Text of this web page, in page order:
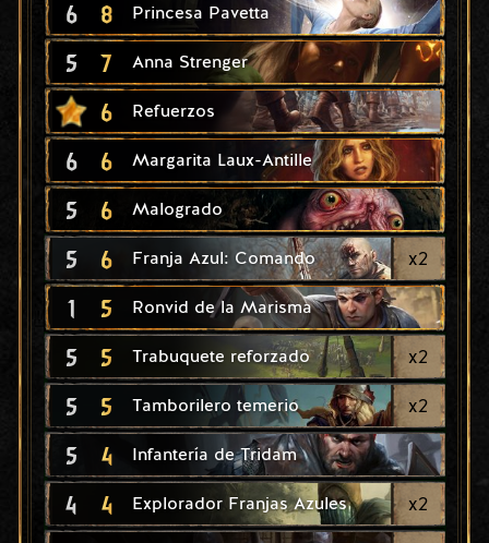
6 8 Princesa Pavetta
5 7 Anna Strenger
6 Refuerzos
6 6 Margarita Laux-Antille
5 6 Malogrado
5 6 Franja Azul: Comando x2
1 5 Ronvid de la Marisma
5 5 Trabuquete reforzado x2
5 5 Tamborilero temerio x2
5 4 Infantería de Tridam
4 4 Explorador Franjas Azules x2